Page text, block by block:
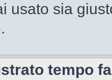
usato sia
tempo